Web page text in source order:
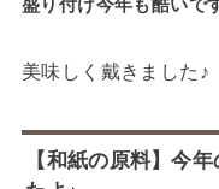
盛り付け今年も酷いで
美味しく戴きました♪
【和紙の原料】今